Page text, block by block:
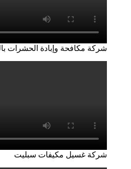
شركة مكافحة وإبادة الحشرات
شركة غسيل مكيفات سبليت